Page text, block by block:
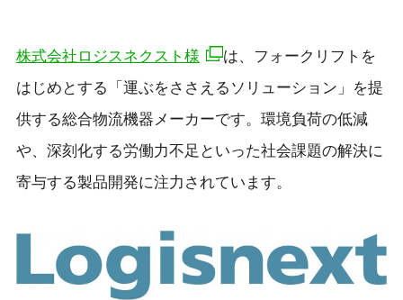
株式会社ロジスネクスト様
は、フォークリフトを
はじめとする「運ぶをささえるソリューション」を提
供する総合物流機器メーカーです。環境負荷の低減
や、深刻化する労働力不足といった社会課題の解決に
寄与する製品開発に注力されています。